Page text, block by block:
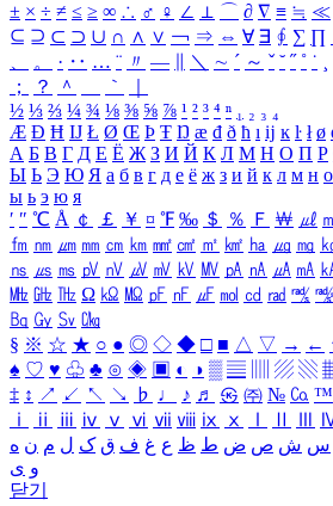
± × ÷ ≠ ≤ ≥ ∞ ∴ ♂ ♀ ∠ ⊥ ⌒ ∂ ∇ ≡ ≒ ≪
⊆ ⊇ ⊂ ⊃ ∪ ∩ ∧ ∨ ￢ ⇒ ⇔ ∀ ∃ ∮ ∑ ∏
、
。 · ‥ … ¨ 〃 ― ＼ ∼ ´ ～ ˇ ˘ ˝ ˚ ˙ ¸
；
？ ＾ ｀
½ ⅓ ⅔ ¼ ¾ ⅛ ⅜ ⅝ ⅞ ¹ ² ³ ⁴ ⁿ ₁ ₂ ₃ ₄
Æ Ð Ħ Ĳ Ł Ø Œ Þ Ŧ Ŋ æ đ ð ħ ı ĳ ĸ ŀ ł ø
А Б В Г Д Е Ё Ж З И Й К Л М Н О П Р
Ы Ь Э Ю Я а б в г д е ё ж з и й к л м н о
ы ь э ю я
′ ″ ℃ Å ￠ ￡ ￥ ¤ ℉ ‰ ＄ ％ Ｆ ￦ ㎕
㎙ ㎚ ㎛ ㎜ ㎝ ㎞ ㎟ ㎠ ㎡ ㎢ ㏊ ㎍ ㎎
㎱ ㎲ ㎳ ㎴ ㎵ ㎶ ㎷ ㎸ ㎹ ㎀ ㎁ ㎂ ㎃
㎒ ㎓ ㎔ Ω ㏀ ㏁ ㎊ ㎋ ㎌ ㏖ ㏅ ㎭ ㎮ ㎯
㏃ ㏉ ㏜ ㏆
§ ※ ☆ ★ ○ ● ◎ ◇ ◆ □ ■ △ ▽ → ←
♠ ♡ ♥ ♧ ♣ ⊙ ◈ ▣ ◐ ◑ ▒ ▤ ▨ ▧
‡ ↕ ↗ ↙ ↖ ↘ ♭ ♩ ♪ ♬ ㉿ ㈜ № ㏇ ™
ⅰ
ⅱ ⅲ ⅳ ⅴ ⅵ ⅶ ⅷ ⅸ ⅹ
س ش ص ض ط ظ ع غ ف ق ک ل م ن ه
و ی
닫기